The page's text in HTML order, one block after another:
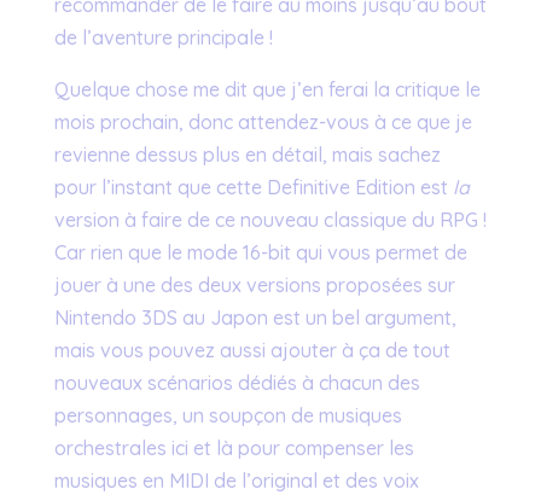
recommander de le faire au moins jusqu’au bout
de l’aventure principale !
Quelque chose me dit que j’en ferai la critique le
mois prochain, donc attendez-vous à ce que je
revienne dessus plus en détail, mais sachez
pour l’instant que cette Definitive Edition est la
version à faire de ce nouveau classique du RPG !
Car rien que le mode 16-bit qui vous permet de
jouer à une des deux versions proposées sur
Nintendo 3DS au Japon est un bel argument,
mais vous pouvez aussi ajouter à ça de tout
nouveaux scénarios dédiés à chacun des
personnages, un soupçon de musiques
orchestrales ici et là pour compenser les
musiques en MIDI de l’original et des voix